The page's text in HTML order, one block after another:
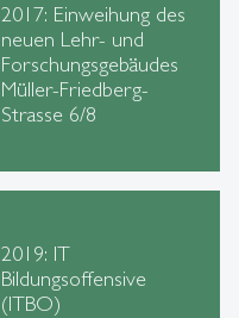
2017: Einweihung des
neuen Lehr- und
Forschungsgebäudes
Müller-Friedberg-
Strasse 6/8
2019: IT
Bildungsoffensive
(ITBO)